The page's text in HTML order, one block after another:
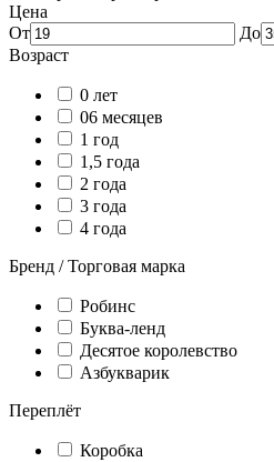
Цена
От
До
Возраст
0 лет
06 месяцев
1 год
1,5 года
2 года
3 года
4 года
Бренд / Торговая марка
Робинс
Буква-ленд
Десятое королевство
Азбукварик
Переплёт
Коробка